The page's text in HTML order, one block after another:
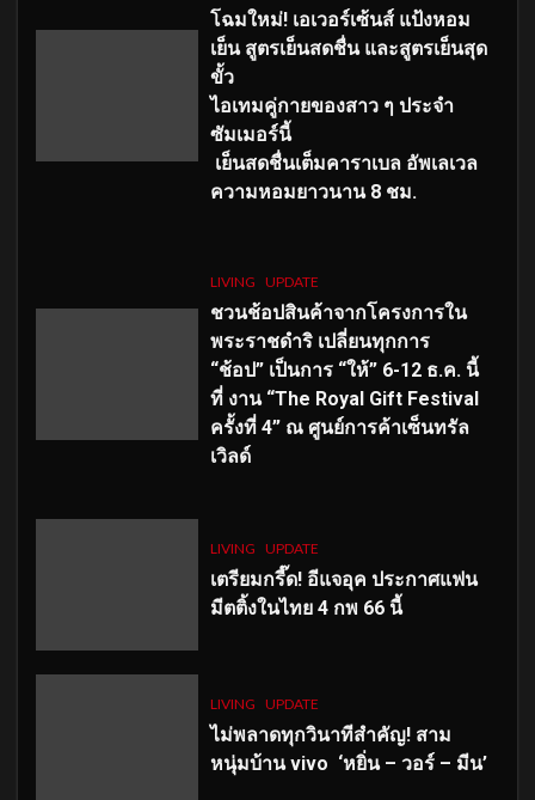
โฉมใหม่! เอเวอร์เซ้นส์ แป้งหอม
เย็น สูตรเย็นสดชื่น และสูตรเย็นสุด
ขั้ว
ไอเทมคู่กายของสาว ๆ ประจำ
ซัมเมอร์นี้
เย็นสดชื่นเต็มคาราเบล อัพเลเวล
ความหอมยาวนาน 8 ชม.
LIVING UPDATE
ชวนช้อปสินค้าจากโครงการใน
พระราชดำริ เปลี่ยนทุกการ
“ช้อป” เป็นการ “ให้” 6-12 ธ.ค. นี้
ที่ งาน “The Royal Gift Festival
ครั้งที่ 4” ณ ศูนย์การค้าเซ็นทรัล
เวิลด์
LIVING UPDATE
เตรียมกรี๊ด! อีแจอุค ประกาศแฟน
มีตติ้งในไทย 4 กพ 66 นี้
LIVING UPDATE
ไม่พลาดทุกวินาทีสำคัญ! สาม
หนุ่มบ้าน vivo ‘หยิ่น – วอร์ – มีน’